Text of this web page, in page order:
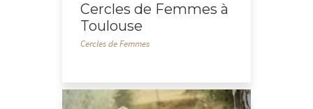
Cercles de Femmes à
Toulouse
Cercles de Femmes